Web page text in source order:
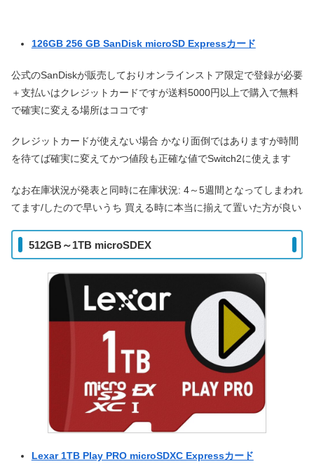
126GB 256 GB SanDisk microSD Expressカード
公式のSanDiskが販売しておりオンラインストア限定で登録が必要
＋支払いはクレジットカードですが送料5000円以上で購入で無料
で確実に変える場所はココです
クレジットカードが使えない場合 かなり面倒ではありますが時間
を待てば確実に変えてかつ値段も正確な値でSwitch2に使えます
なお在庫状況が発表と同時に在庫状況: 4～5週間となってしまわれ
てます/したので早いうち 買える時に本当に揃えて置いた方が良い
512GB～1TB microSDEX
Lexar 1TB Play PRO microSDXC Expressカード